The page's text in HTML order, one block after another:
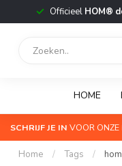
Officieel HOM®
HOME
SCHRIJF JE IN VOOR ONZE
Home / Tags /